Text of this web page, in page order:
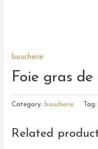
boucherie
Foie gras
Category: boucherie
Related